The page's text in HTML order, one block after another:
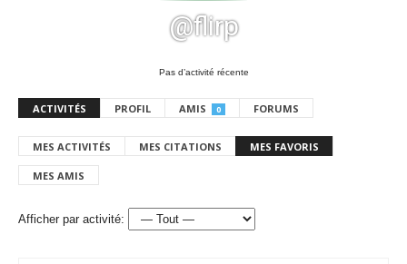
@flirp
Pas d’activité récente
ACTIVITÉS PROFIL AMIS 0 FORUMS
MES ACTIVITÉS MES CITATIONS MES FAVORIS
MES AMIS
Afficher par activité: